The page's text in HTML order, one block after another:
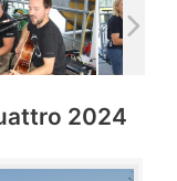
2024